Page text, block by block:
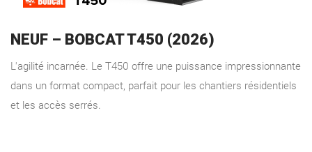
NEUF – BOBCAT T450 (2026)
L'agilité incarnée. Le T450 offre une puissance impressionnante
dans un format compact, parfait pour les chantiers résidentiels
et les accès serrés.